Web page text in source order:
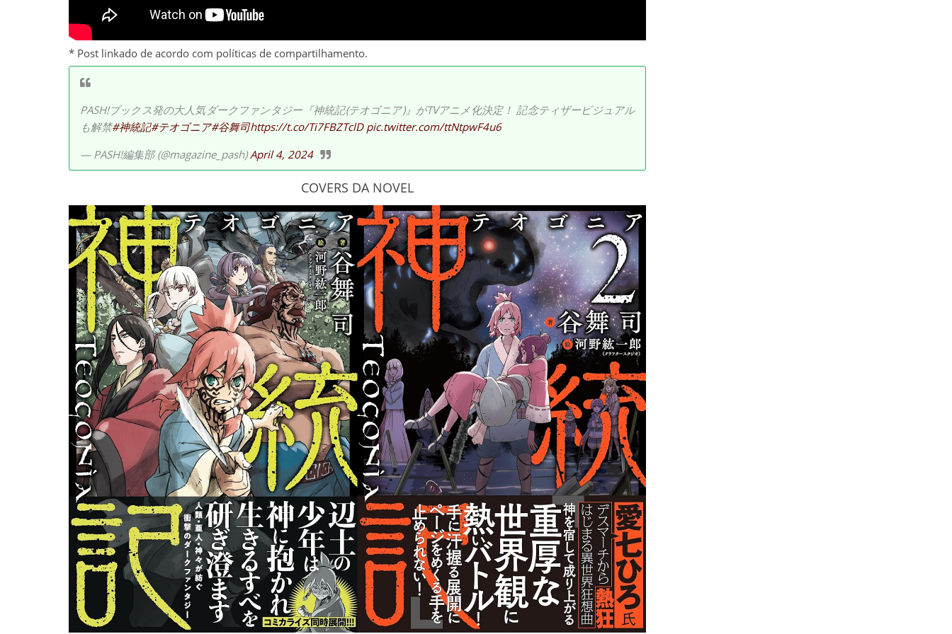
* Post linkado de acordo com políticas de compartilhamento.
PASH!ブックス発の大人気ダークファンタジー『神統記(テオゴニア)』がTVアニメ化決定！ 記念ティザービジュアル
も解禁#神統記#テオゴニア#谷舞司https://t.co/Ti7FBZTclD pic.twitter.com/ttNtpwF4u6
— PASH!編集部 (@magazine_pash)April 4, 2024
COVERS DA NOVEL